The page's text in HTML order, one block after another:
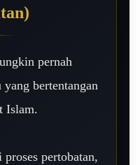
pernah
bertentangan
Islam.
pertobatan,